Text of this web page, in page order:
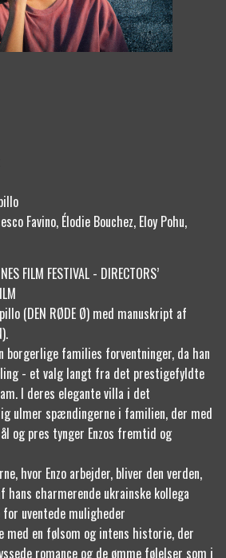
Favino, Élodie Bouchez, Eloy Pohu,
FILM FESTIVAL - DIRECTORS’
(DEN RØDE Ø) med manuskript af
borgerlige families forventninger, da han
- et valg langt fra det prestigefyldte
I deres elegante villa i det
ulmer spændingerne i familien, der med
og pres tynger Enzos fremtid og
hvor Enzo arbejder, bliver den verden,
hans charmerende ukrainske kollega
uventede muligheder
med en følsom og intens historie, der
romance og de ømme følelser som i